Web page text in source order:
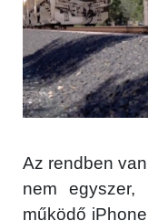
Az rendben
nem
működő